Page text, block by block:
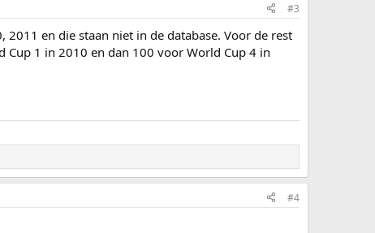
#3
en die staan niet in de database. Voor de rest
1 in 2010 en dan 100 voor World Cup 4 in
#4